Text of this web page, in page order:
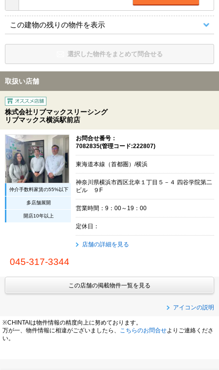
この建物の残りの物件を表示
選択した物件をまとめて問合せる
取扱い店舗
株式会社リブマックスリーシング
リブマックス横浜駅前店
仲介手数料家賃の55%以下
多店舗展開
開店10年以上
お問合せ番号：
7082835(管理コード:222807)
東海道本線（首都圏）/横浜
神奈川県横浜市西区北幸１丁目５－４ 四谷学院第二
ビル ９F
営業時間：9：00～19：00
定休日：
店舗の詳細を見る
045-317-3344
この店舗の掲載物件一覧を見る
アイコンの説明
※CHINTAIは物件情報の精度向上に努めております。
万が一、物件情報に相違がございましたら、
こちらのお問合せよりご連絡くださ
い。